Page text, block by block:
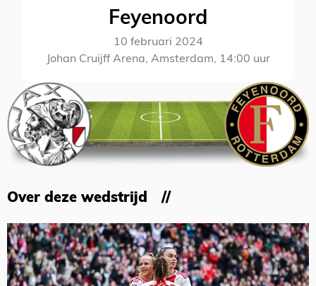
Feyenoord
10 februari 2024
Johan Cruijff Arena, Amsterdam, 14:00 uur
Over deze wedstrijd